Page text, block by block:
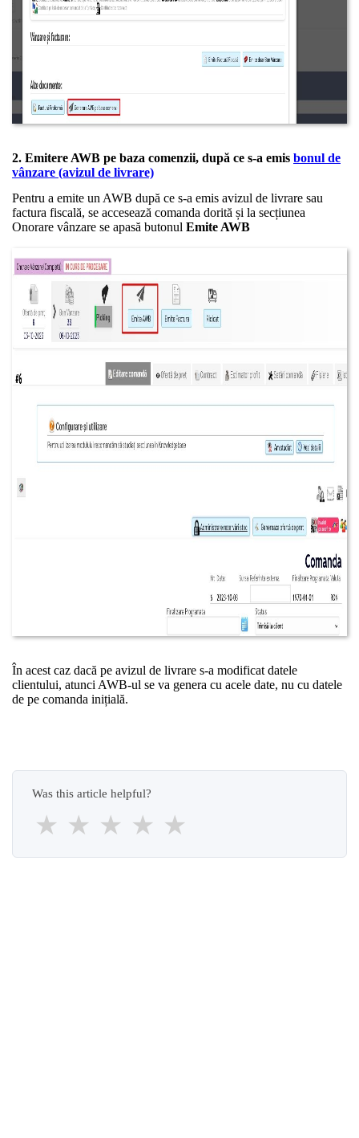
2. Emitere AWB pe baza comenzii, după ce s-a emis bonul de
vânzare (avizul de livrare)
Pentru a emite un AWB după ce s-a emis avizul de livrare sau
factura fiscală, se accesează comanda dorită și la secțiunea
Onorare vânzare se apasă butonul Emite AWB
În acest caz dacă pe avizul de livrare s-a modificat datele
clientului, atunci AWB-ul se va genera cu acele date, nu cu datele
de pe comanda inițială.
Was this article helpful?
★ ★ ★ ★ ★